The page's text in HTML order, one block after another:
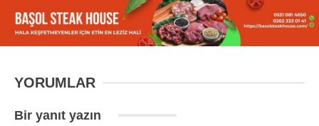
YORUMLAR
Bir yanıt yazın